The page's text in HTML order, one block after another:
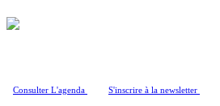
Consulter L'agenda S'inscrire à la newsletter